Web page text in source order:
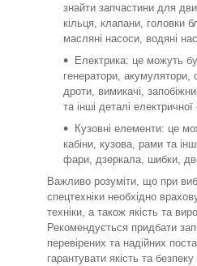
знайти запчастини для
кільця, клапани, головки
масляні насоси, водяні
Електрика: це можуть
генератори, акумулятори,
дроти, вимикачі,
та інші деталі
Кузовні елементи: це
кабіни, кузова, рами та
фари, дзеркала, шибки,
Важливо розуміти, що при
спецтехніки необхідно
техніки, а також якість та
Рекомендується придбати
перевірених та надійних
гарантувати якість та